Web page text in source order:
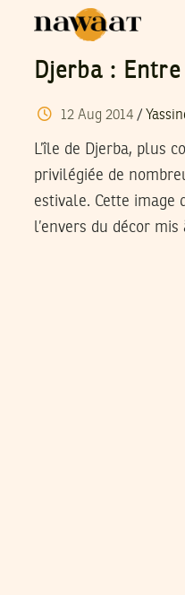
Djerba :
12 Aug 2014/
L’île de Djerba, plus
privilégiée de
estivale. Cette image
l’envers du décor mis